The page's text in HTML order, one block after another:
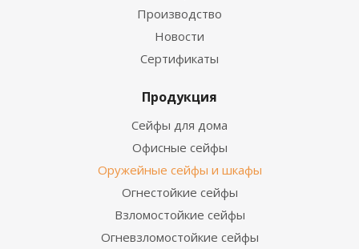
Производство
Новости
Сертификаты
Продукция
Сейфы для дома
Офисные сейфы
Оружейные сейфы и шкафы
Огнестойкие сейфы
Взломостойкие сейфы
Огневзломостойкие сейфы